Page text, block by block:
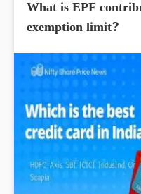
What is EPF
exemption limit?